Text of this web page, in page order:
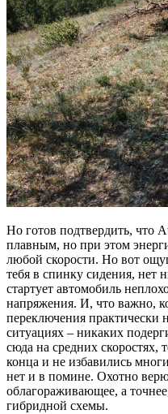
Но готов подтвердить, что
плавным, но при этом
любой скорости. Но вот
тебя в спинку сидения, нет
стартует автомобиль
напряжения. И, что важно,
переключения практически
ситуациях – никаких
сюда на средних скоростях,
конца и не избавились
нет и в помине. Охотно
облагораживающее, а
гибридной схемы.